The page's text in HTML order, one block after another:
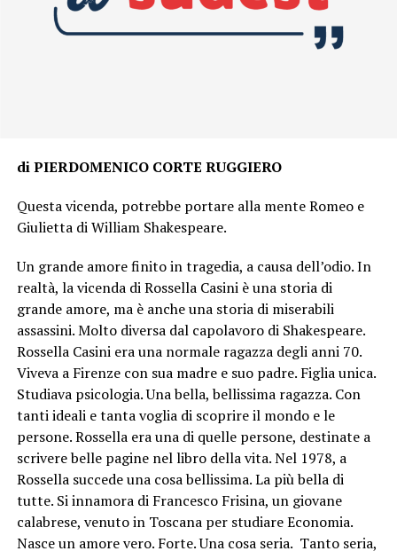
di PIERDOMENICO CORTE RUGGIERO
Questa vicenda, potrebbe portare alla mente Romeo e
Giulietta di William Shakespeare.
Un grande amore finito in tragedia, a causa dell’odio. In
realtà, la vicenda di Rossella Casini è una storia di
grande amore, ma è anche una storia di miserabili
assassini. Molto diversa dal capolavoro di Shakespeare.
Rossella Casini era una normale ragazza degli anni 70.
Viveva a Firenze con sua madre e suo padre. Figlia unica.
Studiava psicologia. Una bella, bellissima ragazza. Con
tanti ideali e tanta voglia di scoprire il mondo e le
persone. Rossella era una di quelle persone, destinate a
scrivere belle pagine nel libro della vita. Nel 1978, a
Rossella succede una cosa bellissima. La più bella di
tutte. Si innamora di Francesco Frisina, un giovane
calabrese, venuto in Toscana per studiare Economia.
Nasce un amore vero. Forte. Una cosa seria. Tanto seria,